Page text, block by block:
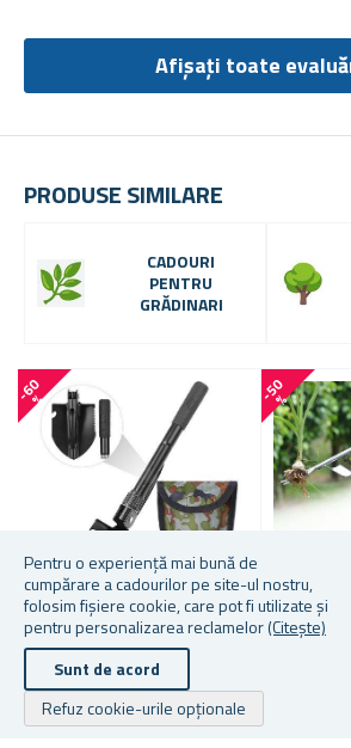
Pentru o experiență mai bună de
cumpărare a cadourilor pe site-ul nostru,
folosim fișiere cookie, care pot fi utilizate și
pentru personalizarea reclamelor(Citește)
Sunt de acord
Refuz cookie-urile opționale
PRODUSE SIMILARE
CADOURI
PENTRU
GRĂDINARI
-
6
0
%
LOPATĂ PLIABILĂ
★★★★★
★★★★★
-
5
0
%
Afișați toate